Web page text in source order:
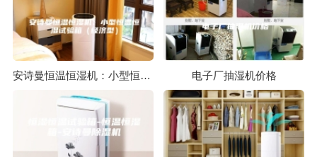
安诗曼恒温恒湿机：小型恒温恒湿试验箱（经济型） 电子厂抽湿机价格